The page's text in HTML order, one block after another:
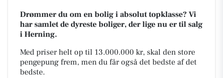
Drømmer du om en bolig i absolut topklasse? Vi
har samlet de dyreste boliger, der lige nu er til salg
i Herning.
Med priser helt op til 13.000.000 kr, skal den store
pengepung frem, men du får også det bedste af det
bedste.